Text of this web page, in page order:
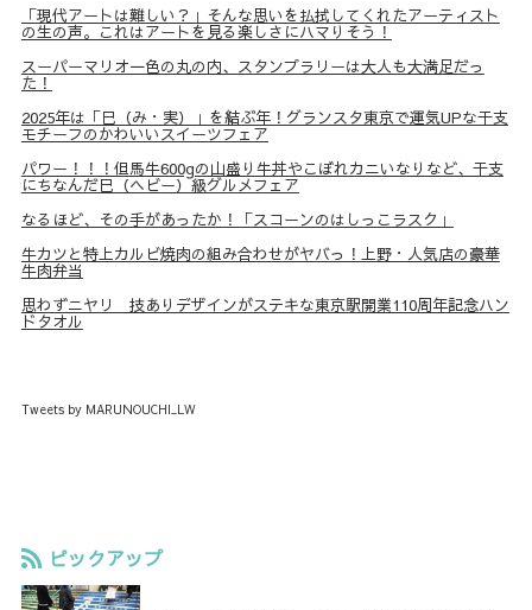
「現代アートは難しい？」そんな思いを払拭してくれたアーティスト
の生の声。これはアートを見る楽しさにハマりそう！
スーパーマリオ一色の丸の内、スタンプラリーは大人も大満足だっ
た！
2025年は「巳（み・実）」を結ぶ年！グランスタ東京で運気UPな干支
モチーフのかわいいスイーツフェア
パワー！！！但馬牛600gの山盛り牛丼やこぼれカニいなりなど、干支
にちなんだ巳（ヘビー）級グルメフェア
なるほど、その手があったか！「スコーンのはしっこラスク」
牛カツと特上カルビ焼肉の組み合わせがヤバっ！上野・人気店の豪華
牛肉弁当
思わずニヤリ 技ありデザインがステキな東京駅開業110周年記念ハン
ドタオル
Tweets by MARUNOUCHI_LW
ピックアップ